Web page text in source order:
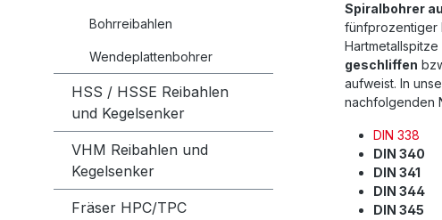
Bohrreibahlen
Wendeplattenbohrer
HSS / HSSE Reibahlen
und Kegelsenker
VHM Reibahlen und
Kegelsenker
Fräser HPC/TPC
Spiralbohrer
fünfprozentiger
geschliffen
aufweist. In
nachfolgenden
DIN 338
DIN 340
DIN 341
DIN 344
DIN 345